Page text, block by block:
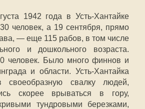
1942 года в Усть-Хантайке
человек, а 19 сентября, прямо
— еще 115 рабов, в том числе
и дошкольного возраста.
человек. Было много финнов и
и области. Усть-Хантайка
своеобразную свалку людей,
скорее врываться в гору,
тундровыми березками,